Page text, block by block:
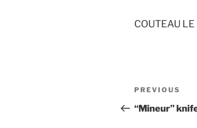
COUTEAU
Post
Previous
Post
PREVIOUS
“Mineur”